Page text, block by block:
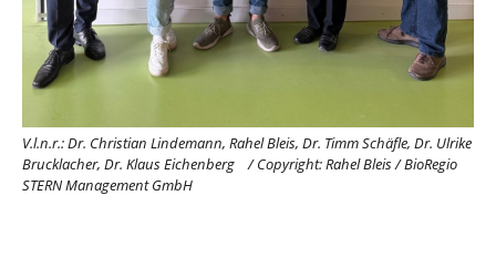
V.l.n.r.:Dr. Christian Lindemann, Rahel Bleis, Dr. Timm Schäfle, Dr. Ulrike
Brucklacher, Dr. Klaus Eichenberg /Copyright: Rahel Bleis / BioRegio
STERN Management GmbH